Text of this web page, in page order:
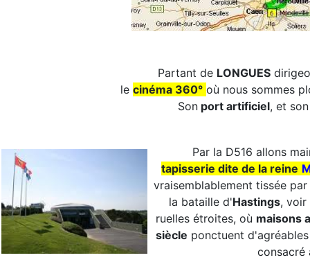
Partant de LONGUES
le cinéma 360° où nous sommes
Son port artificiel, et
Par la D516 allons
tapisserie dite de la reine
vraisemblablement tissée
la bataille d'Hastings, voir
ruelles étroites, où maisons
siècle ponctuent
consacré